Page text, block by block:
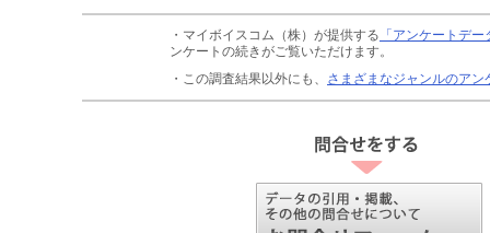
・マイボイスコム（株）が提供する 「アンケートデ
ンケートの続きがご覧いただけます。
・この調査結果以外にも、 さまざまなジャンルのアン